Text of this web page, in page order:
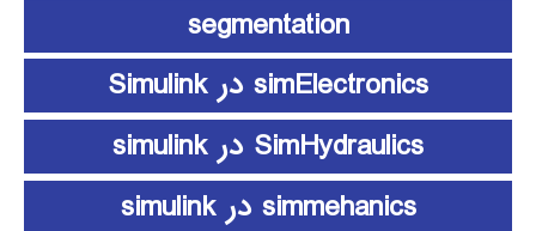
segmentation
simElectronics در Simulink
SimHydraulics در simulink
simmehanics در simulink